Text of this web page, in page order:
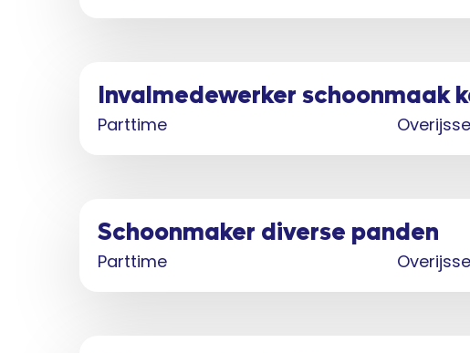
Invalmedewerker schoonmaak
Parttime
Schoonmaker diverse panden
Parttime